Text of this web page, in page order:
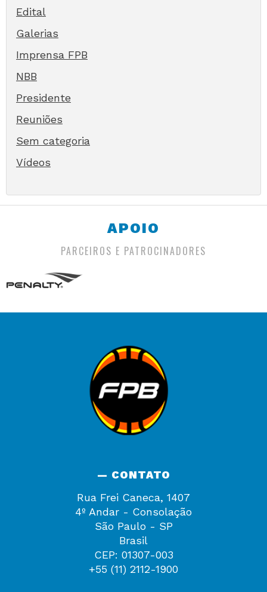
Edital
Galerias
Imprensa FPB
NBB
Presidente
Reuniões
Sem categoria
Vídeos
APOIO
PARCEIROS E PATROCINADORES
— CONTATO
Rua Frei Caneca, 1407
4º Andar - Consolação
São Paulo - SP
Brasil
CEP: 01307-003
+55 (11) 2112-1900